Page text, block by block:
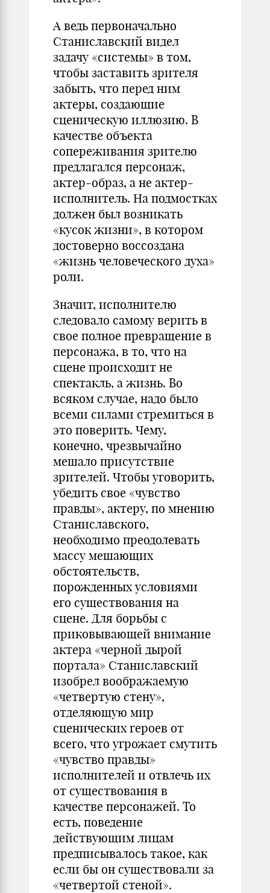
А ведь первоначально
Станиславский видел
задачу «системы» в том,
чтобы заставить зрителя
забыть, что перед ним
актеры, создающие
сценическую иллюзию. В
качестве объекта
сопереживания зрителю
предлагался персонаж,
актер-образ, а не актер-
исполнитель. На подмостках
должен был возникать
«кусок жизни», в котором
достоверно воссоздана
«жизнь человеческого духа»
роли.
Значит, исполнителю
следовало самому верить в
свое полное превращение в
персонажа, в то, что на
сцене происходит не
спектакль, а жизнь. Во
всяком случае, надо было
всеми силами стремиться в
это поверить. Чему,
конечно, чрезвычайно
мешало присутствие
зрителей. Чтобы уговорить,
убедить свое «чувство
правды», актеру, по мнению
Станиславского,
необходимо преодолевать
массу мешающих
обстоятельств,
порожденных условиями
его существования на
сцене. Для борьбы с
приковывающей внимание
актера «черной дырой
портала» Станиславский
изобрел воображаемую
«четвертую стену»,
отделяющую мир
сценических героев от
всего, что угрожает смутить
«чувство правды»
исполнителей и отвлечь их
от существования в
качестве персонажей. То
есть, поведение
действующим лицам
предписывалось такое, как
если бы он существовали за
«четвертой стеной».